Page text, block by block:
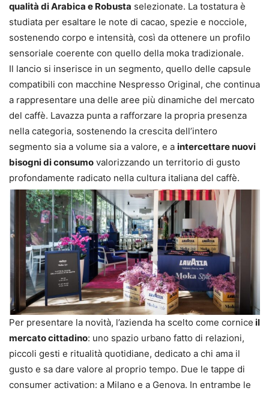
qualità di Arabica e Robusta selezionate. La tostatura è
studiata per esaltare le note di cacao, spezie e nocciole,
sostenendo corpo e intensità, così da ottenere un profilo
sensoriale coerente con quello della moka tradizionale.
Il lancio si inserisce in un segmento, quello delle capsule
compatibili con macchine Nespresso Original, che continua
a rappresentare una delle aree più dinamiche del mercato
del caffè. Lavazza punta a rafforzare la propria presenza
nella categoria, sostenendo la crescita dell’intero
segmento sia a volume sia a valore, e a intercettare nuovi
bisogni di consumo valorizzando un territorio di gusto
profondamente radicato nella cultura italiana del caffè.
Per presentare la novità, l’azienda ha scelto come cornice il
mercato cittadino: uno spazio urbano fatto di relazioni,
piccoli gesti e ritualità quotidiane, dedicato a chi ama il
gusto e sa dare valore al proprio tempo. Due le tappe di
consumer activation: a Milano e a Genova. In entrambe le